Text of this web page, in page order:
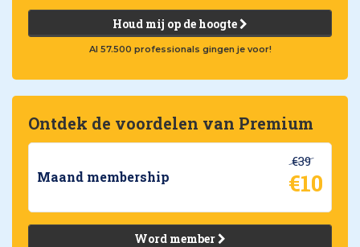
Houd mij op de hoogte
Al 57.500 professionals gingen je voor!
Ontdek de voordelen van Premium
Maand membership
€39
€10
Word member